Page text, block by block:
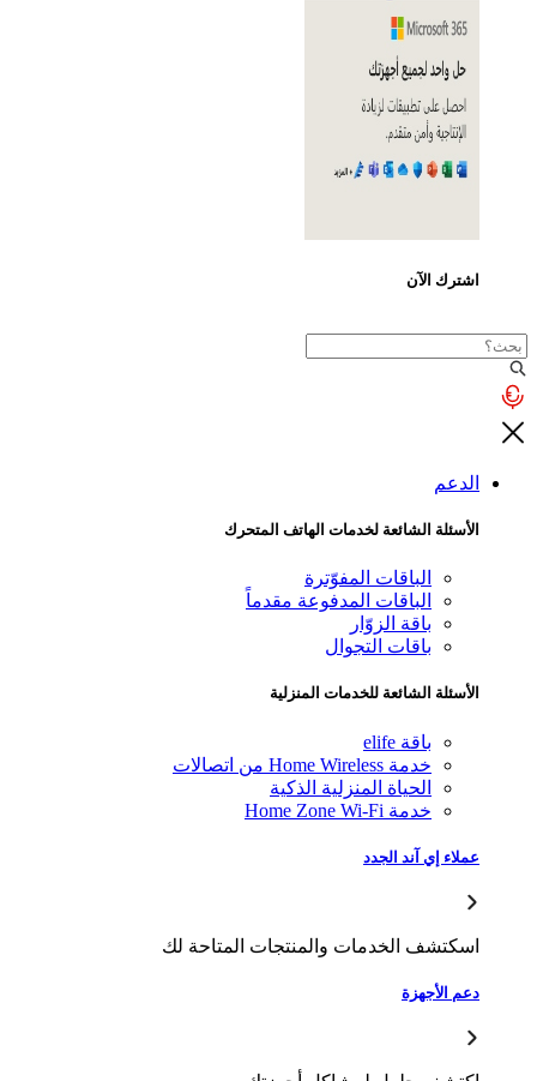
الشائعة لخدمات الهاتف المتحرك
الباقات المفوّترة
الباقات المدفوعة مقدماً
باقة الزوّار
باقات التجوال
الشائعة للخدمات المنزلية
الحياة المنزلية الذكية
إي آند الجدد
الخدمات والمنتجات المتاحة لك
الأجهزة